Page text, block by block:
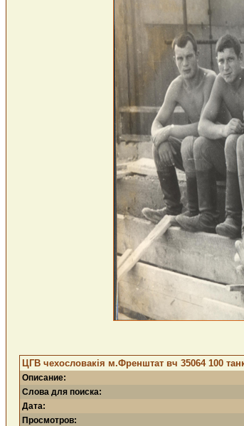
ЦГВ чехословакія м.Френштат вч 35064 100
Описание:
Слова для поиска:
Дата:
Просмотров: